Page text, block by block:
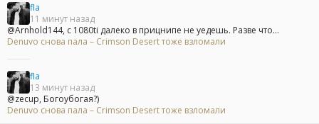
fla
11 минут назад
@Arnhold144, с 1080ti далеко в прицнипе не уедешь. Разве что...
Denuvo снова пала – Crimson Desert тоже взломали
fla
13 минут назад
@zecup, Богоубогая?)
Denuvo снова пала – Crimson Desert тоже взломали